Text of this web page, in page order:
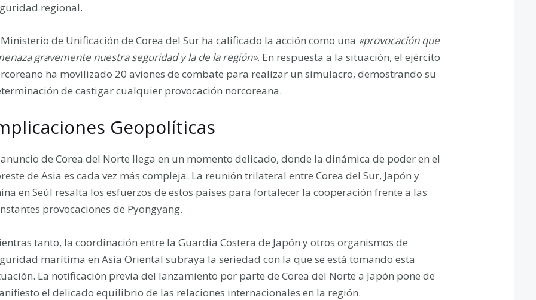
regional.
de Unificación de Corea del Sur ha calificado la acción como una «provocación que
gravemente nuestra seguridad y la de la región». En respuesta a la situación, el ejército
ha movilizado 20 aviones de combate para realizar un simulacro, demostrando su
de castigar cualquier provocación norcoreana.
Geopolíticas
de Corea del Norte llega en un momento delicado, donde la dinámica de poder en el
de Asia es cada vez más compleja. La reunión trilateral entre Corea del Sur, Japón y
en Seúl resalta los esfuerzos de estos países para fortalecer la cooperación frente a las
provocaciones de Pyongyang.
tanto, la coordinación entre la Guardia Costera de Japón y otros organismos de
marítima en Asia Oriental subraya la seriedad con la que se está tomando esta
La notificación previa del lanzamiento por parte de Corea del Norte a Japón pone de
el delicado equilibrio de las relaciones internacionales en la región.